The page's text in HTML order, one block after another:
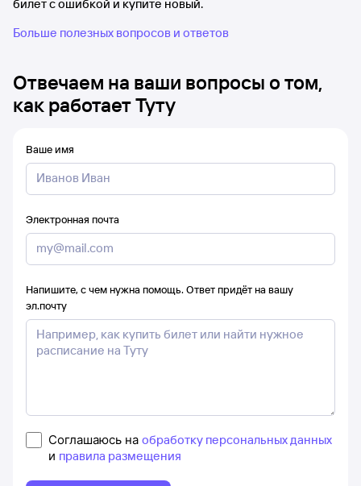
билет с ошибкой и купите новый.
Больше полезных вопросов и ответов
Отвечаем на ваши вопросы о том,
как работает Туту
Ваше имя
Электронная почта
Напишите, с чем нужна помощь. Ответ придёт на вашу
эл.почту
Соглашаюсь на обработку персональных данных
и правила размещения